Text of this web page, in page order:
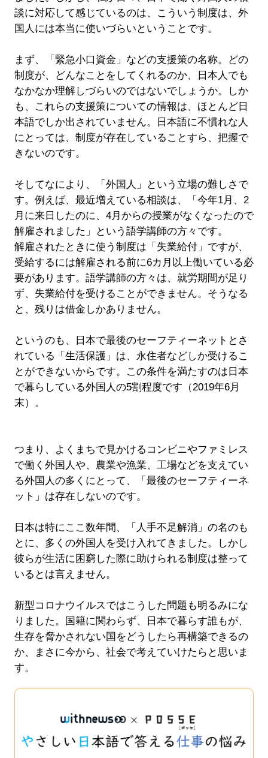
談に対応して感じているのは、こういう制度は、外
国人には本当に使いづらいということです。
まず、「緊急小口資金」などの支援策の名称。どの
制度が、どんなことをしてくれるのか、日本人でも
なかなか理解しづらいのではないでしょうか。しか
も、これらの支援策についての情報は、ほとんど日
本語でしか出されていません。日本語に不慣れな人
にとっては、制度が存在していることすら、把握で
きないのです。
そしてなにより、「外国人」という立場の難しさで
す。例えば、最近増えている相談は、「今年1月、2
月に来日したのに、4月からの授業がなくなったので
解雇されました」という語学講師の方々です。
解雇されたときに使う制度は「失業給付」ですが、
受給するには解雇される前に6カ月以上働いている必
要があります。語学講師の方々は、就労期間が足り
ず、失業給付を受けることができません。そうなる
と、残りは借金しかありません。
というのも、日本で最後のセーフティーネットとさ
れている「生活保護」は、永住者などしか受けるこ
とができないからです。この条件を満たすのは日本
で暮らしている外国人の5割程度です（2019年6月
末）。
つまり、よくまちで見かけるコンビニやファミレス
で働く外国人や、農業や漁業、工場などを支えてい
る外国人の多くにとって、「最後のセーフティーネ
ット」は存在しないのです。
日本は特にここ数年間、「人手不足解消」の名のも
とに、多くの外国人を受け入れてきました。しかし
彼らが生活に困窮した際に助けられる制度は整って
いるとは言えません。
新型コロナウイルスではこうした問題も明るみにな
りました。国籍に関わらず、日本で暮らす誰もが、
生存を脅かされない国をどうしたら再構築できるの
か、まさに今から、社会で考えていけたらと思いま
す。